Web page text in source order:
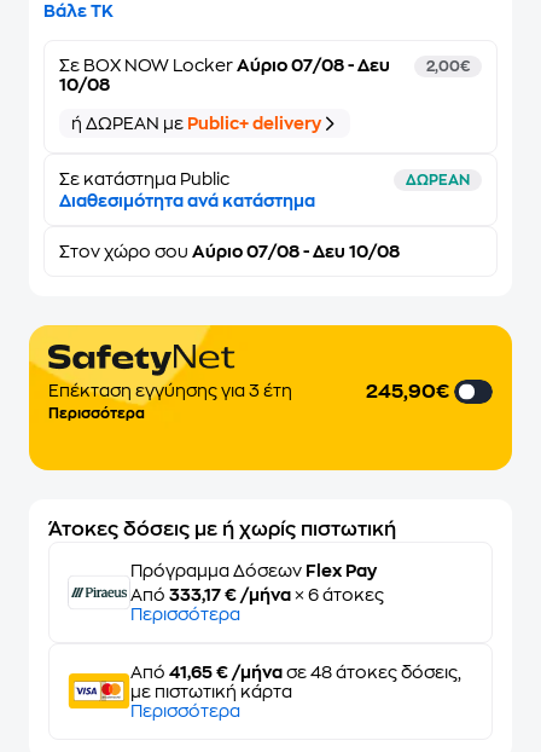
Βάλε ΤΚ
Σε BOX NOW Locker Αύριο 07/08 - Δευ
10/08
2,00€
ή ΔΩΡΕΑΝ με Public+ delivery
Σε κατάστημα Public ΔΩΡΕΑΝ
Διαθεσιμότητα ανά κατάστημα
Στον χώρο σου Αύριο 07/08 - Δευ 10/08
Επέκταση εγγύησης για 3 έτη
Περισσότερα
245,90€
Άτοκες δόσεις με ή χωρίς πιστωτική
Πρόγραμμα Δόσεων Flex Pay
Από 333,17 € /μήνα × 6 άτοκες
Περισσότερα
Από 41,65 € /μήνα σε 48 άτοκες δόσεις,
με πιστωτική κάρτα
Περισσότερα